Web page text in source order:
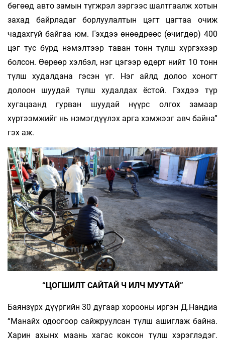
бөгөөд авто замын түгжрэл зэргээс шалтгаалж хотын
захад байрладаг борлуулалтын цэгт цагтаа очиж
чадахгүй байгаа юм. Гэхдээ өнөөдрөөс (өчигдөр) 400
цэг тус бүрд нэмэлтээр таван тонн түлш хүргэхээр
болсон. Өөрөөр хэлбэл, нэг цэгээр өдөрт нийт 10 тонн
түлш худалдана гэсэн үг. Нэг айлд долоо хоногт
долоон шуудай түлш худалдах ёстой. Гэхдээ түр
хугацаанд гурван шуудай нүүрс олгох замаар
хүртээмжийг нь нэмэгдүүлэх арга хэмжээг авч байна”
гэх аж.
“ЦОГШИЛТ САЙТАЙ Ч ИЛЧ МУУТАЙ”
Баянзүрх дүүргийн 30 дугаар хорооны иргэн Д.Нандиа
“Манайх одоогоор сайжруулсан түлш ашиглаж байна.
Харин ахынх маань хагас коксон түлш хэрэглэдэг.